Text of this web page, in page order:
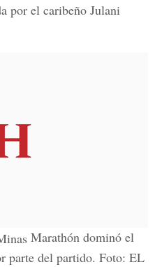
por el caribeño Julani
Marathón dominó el
parte del partido. Foto: EL